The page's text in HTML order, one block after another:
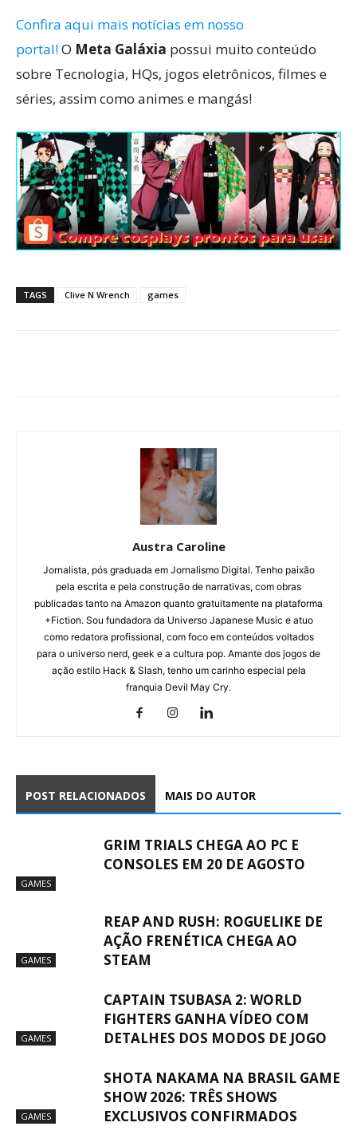
Confira aqui mais notícias em nosso
portal!O Meta Galáxia possui muito conteúdo
sobre Tecnologia, HQs, jogos eletrônicos, filmes e
séries, assim como animes e mangás!
TAGS Clive N Wrench games
Austra Caroline
Jornalista, pós graduada em Jornalismo Digital. Tenho paixão
pela escrita e pela construção de narrativas, com obras
publicadas tanto na Amazon quanto gratuitamente na plataforma
+Fiction. Sou fundadora da Universo Japanese Music e atuo
como redatora profissional, com foco em conteúdos voltados
para o universo nerd, geek e a cultura pop. Amante dos jogos de
ação estilo Hack & Slash, tenho um carinho especial pela
franquia Devil May Cry.
POST RELACIONADOS MAIS DO AUTOR
GAMES
GRIM TRIALS CHEGA AO PC E
CONSOLES EM 20 DE AGOSTO
GAMES
REAP AND RUSH: ROGUELIKE DE
AÇÃO FRENÉTICA CHEGA AO
STEAM
GAMES
CAPTAIN TSUBASA 2: WORLD
FIGHTERS GANHA VÍDEO COM
DETALHES DOS MODOS DE JOGO
GAMES
SHOTA NAKAMA NA BRASIL GAME
SHOW 2026: TRÊS SHOWS
EXCLUSIVOS CONFIRMADOS